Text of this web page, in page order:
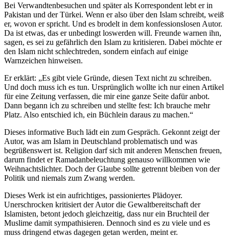
Bei Verwandtenbesuchen und später als Korrespondent lebt er in
Pakistan und der Türkei. Wenn er also über den Islam schreibt, weiß
er, wovon er spricht. Und es brodelt in dem konfessionslosen Autor.
Da ist etwas, das er unbedingt loswerden will. Freunde warnen ihn,
sagen, es sei zu gefährlich den Islam zu kritisieren. Dabei möchte er
den Islam nicht schlechtreden, sondern einfach auf einige
Warnzeichen hinweisen.
Er erklärt: „Es gibt viele Gründe, diesen Text nicht zu schreiben.
Und doch muss ich es tun. Ursprünglich wollte ich nur einen Artikel
für eine Zeitung verfassen, die mir eine ganze Seite dafür anbot.
Dann begann ich zu schreiben und stellte fest: Ich brauche mehr
Platz. Also entschied ich, ein Büchlein daraus zu machen.“
Dieses informative Buch lädt ein zum Gespräch. Gekonnt zeigt der
Autor, was am Islam in Deutschland problematisch und was
begrüßenswert ist. Religion darf sich mit anderen Menschen freuen,
darum findet er Ramadanbeleuchtung genauso willkommen wie
Weihnachtslichter. Doch der Glaube sollte getrennt bleiben von der
Politik und niemals zum Zwang werden.
Dieses Werk ist ein aufrichtiges, passioniertes Plädoyer.
Unerschrocken kritisiert der Autor die Gewaltbereitschaft der
Islamisten, betont jedoch gleichzeitig, dass nur ein Bruchteil der
Muslime damit sympathisieren. Dennoch sind es zu viele und es
muss dringend etwas dagegen getan werden, meint er.